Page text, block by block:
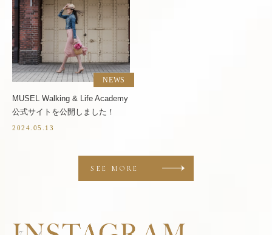
NEWS
MUSEL Walking & Life Academy
公式サイトを公開しました！
2024.05.13
SEE MORE